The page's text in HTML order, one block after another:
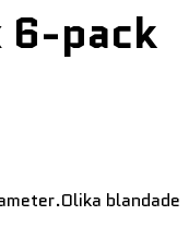
6-pack
blandade